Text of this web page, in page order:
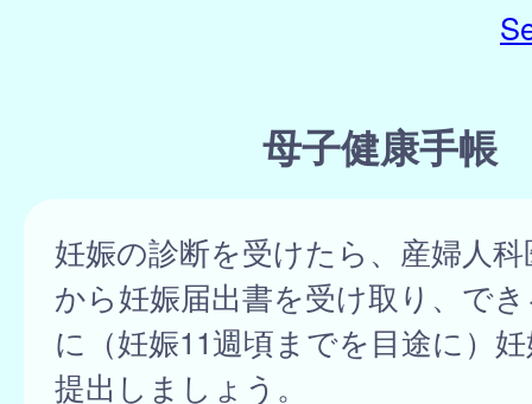
母子健康手帳
妊娠の診断を受けたら、産婦人
から妊娠届出書を受け取り、で
に（妊娠11週頃までを目途に）
提出しましょう。